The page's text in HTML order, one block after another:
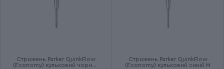
Стрижень Parker QuinkFlow
(Economy) кульковий чорний
Стрижень Parker QuinkFlow
(Economy) кульковий синій M